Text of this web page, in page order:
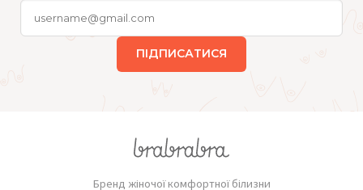
ПІДПИСАТИСЯ
Бренд жіночої комфортної білизни